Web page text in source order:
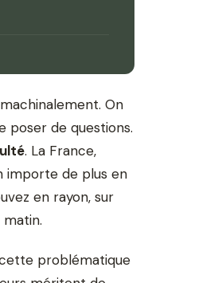
On
poser de questions.
. La France,
importe de plus en
en rayon, sur
problématique